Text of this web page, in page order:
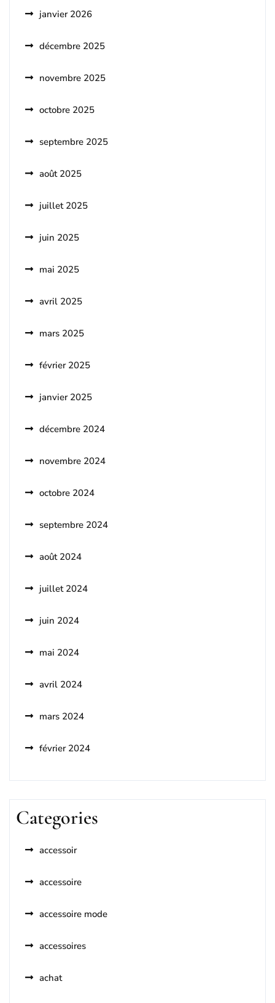
janvier 2026
décembre 2025
novembre 2025
octobre 2025
septembre 2025
août 2025
juillet 2025
juin 2025
mai 2025
avril 2025
mars 2025
février 2025
janvier 2025
décembre 2024
novembre 2024
octobre 2024
septembre 2024
août 2024
juillet 2024
juin 2024
mai 2024
avril 2024
mars 2024
février 2024
Categories
accessoir
accessoire
accessoire mode
accessoires
achat